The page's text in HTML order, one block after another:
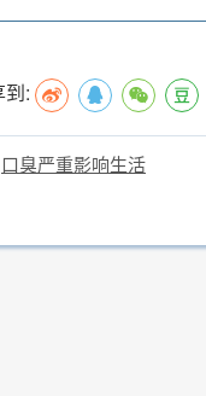
到:
口臭严重影响生活